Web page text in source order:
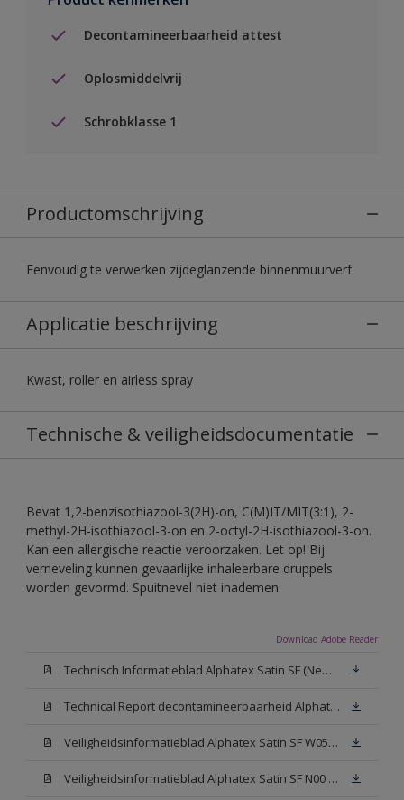
Decontamineerbaarheid attest
Oplosmiddelvrij
Schrobklasse 1
Productomschrijving
Eenvoudig te verwerken zijdeglanzende binnenmuurverf.
Applicatie beschrijving
Kwast, roller en airless spray
Technische & veiligheidsdocumentatie
Bevat 1,2-benzisothiazool-3(2H)-on, C(M)IT/MIT(3:1), 2-
methyl-2H-isothiazool-3-on en 2-octyl-2H-isothiazool-3-on.
Kan een allergische reactie veroorzaken. Let op! Bij
verneveling kunnen gevaarlijke inhaleerbare druppels
worden gevormd. Spuitnevel niet inademen.
Download Adobe Reader
Technisch Informatieblad Alphatex Satin SF (New Livery) (PDF)
Technical Report decontamineerbaarheid Alphatex Satin SF
Veiligheidsinformatieblad Alphatex Satin SF W05 (MSDS)
Veiligheidsinformatieblad Alphatex Satin SF N00 (MSDS)